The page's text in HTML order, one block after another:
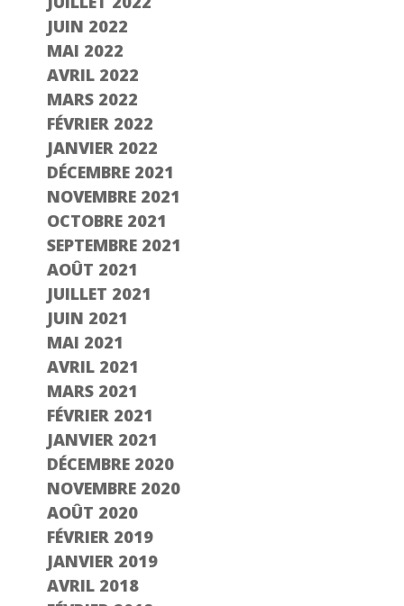
JUIN 2022
MAI 2022
AVRIL 2022
MARS 2022
FÉVRIER 2022
JANVIER 2022
DÉCEMBRE 2021
NOVEMBRE 2021
OCTOBRE 2021
SEPTEMBRE 2021
AOÛT 2021
JUILLET 2021
JUIN 2021
MAI 2021
AVRIL 2021
MARS 2021
FÉVRIER 2021
JANVIER 2021
DÉCEMBRE 2020
NOVEMBRE 2020
AOÛT 2020
FÉVRIER 2019
JANVIER 2019
AVRIL 2018